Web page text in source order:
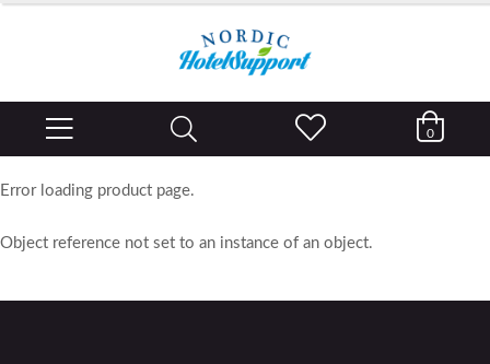
0
Error loading product page.
Object reference not set to an instance of an object.